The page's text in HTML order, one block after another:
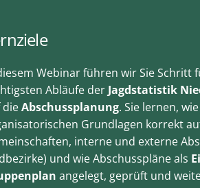
Webinar führen wir Sie Schritt
Abläufe der Jagdstatistik
dieAbschussplanung. Sie lernen,
Grundlagen korrekt
interne und externe
und wie Abschusspläne als
angelegt, geprüft und